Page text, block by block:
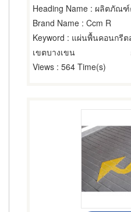
Heading Name : ผลิตภัณฑ์คอนกรีต,ท่อ
Brand Name : Ccm R
Keyword : แผ่นพื้นคอนกรีตสำเร็จ
เขตบางเขน
Views : 564 Time(s)